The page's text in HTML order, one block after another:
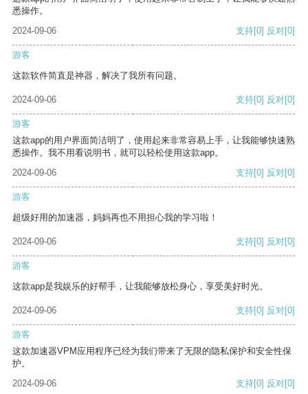
悉操作。
2024-09-06
支持[0] 反对[0]
游客
这款软件简直是神器，解决了我所有问题。
2024-09-06 支持[0] 反对[0]
游客
这款app的用户界面简洁明了，使用起来非常容易上手，让我能够快速熟
悉操作。我不用看说明书，就可以轻松使用这款app。
2024-09-06
支持[0] 反对[0]
游客
超级好用的加速器，妈妈再也不用担心我的学习啦！
2024-09-06 支持[0] 反对[0]
游客
这款app是我娱乐的好帮手，让我能够放松身心，享受美好时光。
2024-09-06 支持[0] 反对[0]
游客
这款加速器VPM应用程序已经为我们带来了无限的隐私保护和安全性保
护。
2024-09-06
支持[0] 反对[0]